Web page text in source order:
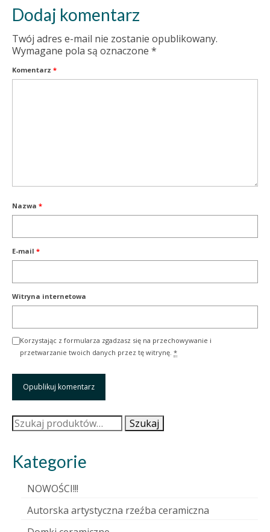
Dodaj komentarz
Twój adres e-mail nie zostanie opublikowany.
Wymagane pola są oznaczone *
Komentarz *
Nazwa *
E-mail *
Witryna internetowa
Korzystając z formularza zgadzasz się na przechowywanie i
przetwarzanie twoich danych przez tę witrynę. *
Szukaj: Szukaj
Kategorie
NOWOŚCI!!!
Autorska artystyczna rzeźba ceramiczna